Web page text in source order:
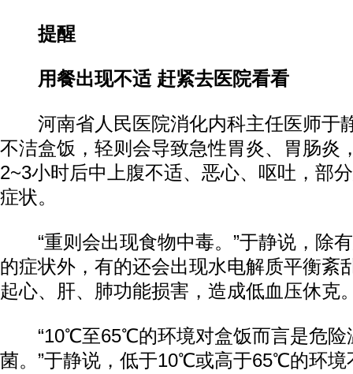
提醒
用餐出现不适 赶紧去医院看看
河南省人民医院消化内科主任医师于
不洁盒饭，轻则会导致急性胃炎、胃肠炎
2~3小时后中上腹不适、恶心、呕吐，部
症状。
“重则会出现食物中毒。”于静说，除
的症状外，有的还会出现水电解质平衡紊
起心、肝、肺功能损害，造成低血压休克
“10℃至65℃的环境对盒饭而言是危险
菌。”于静说，低于10℃或高于65℃的环境